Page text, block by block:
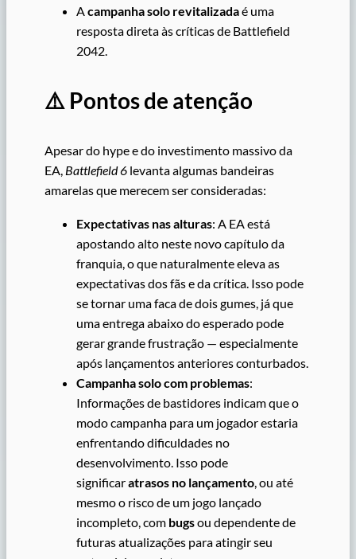
Acampanha solo revitalizadaé uma
resposta direta às críticas de Battlefield
2042.
⚠️ Pontos de atenção
Apesar do hype e do investimento massivo da
EA, Battlefield 6 levanta algumas bandeiras
amarelas que merecem ser consideradas:
Expectativas nas alturas: A EA está
apostando alto neste novo capítulo da
franquia, o que naturalmente eleva as
expectativas dos fãs e da crítica. Isso pode
se tornar uma faca de dois gumes, já que
uma entrega abaixo do esperado pode
gerar grande frustração — especialmente
após lançamentos anteriores conturbados.
Campanha solo com problemas:
Informações de bastidores indicam que o
modo campanha para um jogador estaria
enfrentando dificuldades no
desenvolvimento. Isso pode
significaratrasos no lançamento , ou até
mesmo o risco de um jogo lançado
incompleto, com bugsou dependente de
futuras atualizações para atingir seu